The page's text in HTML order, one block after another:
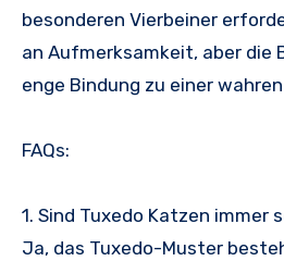
besonderen Vierbeiner
an Aufmerksamkeit, aber die
enge Bindung zu einer wahren
FAQs:
1. Sind Tuxedo Katzen immer
Ja, das Tuxedo-Muster